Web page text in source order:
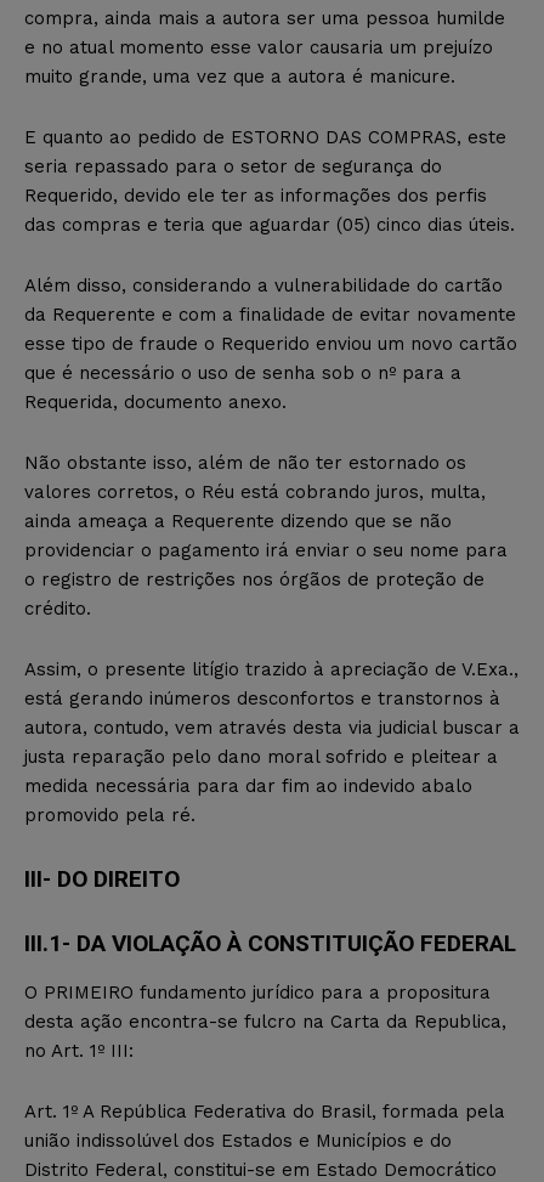
compra, ainda mais a autora ser uma pessoa humilde
e no atual momento esse valor causaria um prejuízo
muito grande, uma vez que a autora é manicure.
E quanto ao pedido de ESTORNO DAS COMPRAS, este
seria repassado para o setor de segurança do
Requerido, devido ele ter as informações dos perfis
das compras e teria que aguardar (05) cinco dias úteis.
Além disso, considerando a vulnerabilidade do cartão
da Requerente e com a finalidade de evitar novamente
esse tipo de fraude o Requerido enviou um novo cartão
que é necessário o uso de senha sob o nº para a
Requerida, documento anexo.
Não obstante isso, além de não ter estornado os
valores corretos, o Réu está cobrando juros, multa,
ainda ameaça a Requerente dizendo que se não
providenciar o pagamento irá enviar o seu nome para
o registro de restrições nos órgãos de proteção de
crédito.
Assim, o presente litígio trazido à apreciação de V.Exa.,
está gerando inúmeros desconfortos e transtornos à
autora, contudo, vem através desta via judicial buscar a
justa reparação pelo dano moral sofrido e pleitear a
medida necessária para dar fim ao indevido abalo
promovido pela ré.
III- DO DIREITO
III.1- DA VIOLAÇÃO À CONSTITUIÇÃO FEDERAL
O PRIMEIRO fundamento jurídico para a propositura
desta ação encontra-se fulcro na Carta da Republica,
no Art. 1º III:
Art. 1º A República Federativa do Brasil, formada pela
união indissolúvel dos Estados e Municípios e do
Distrito Federal, constitui-se em Estado Democrático